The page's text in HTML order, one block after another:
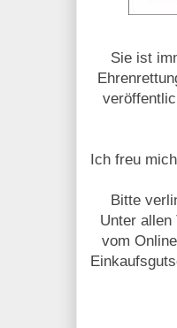
Sie ist
Ich freu
Bitte
Unter allen
vom